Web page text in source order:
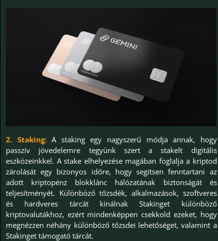
2. Staking: A staking egy nagyszerű módja annak, hogy
passzív jövedelemre tegyünk szert a stakelt digitális
eszközeinkkel. A stake elhelyezése magában foglalja a kriptod
zárolását egy bizonyos időre, hogy segítsen fenntartani az
adott kriptopénz blokklánc hálózatának biztonságát és
teljesítményét. Különböző tőzsdék, alkalmazások, szoftveres
és hardveres tárcát kínálnak Stakinget különböző
kriptovalutákhoz, ezért mindenképpen csekkold ezeket, hogy
megnézzen néhány különböző tőzsdei lehetőséget, valamint a
Stakinget támogató tárcát.